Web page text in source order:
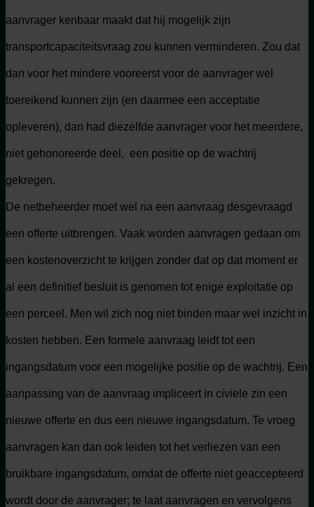
aanvrager kenbaar maakt dat hij mogelijk zijn
transportcapaciteitsvraag zou kunnen verminderen. Zou dat
dan voor het mindere vooreerst voor de aanvrager wel
toereikend kunnen zijn (en daarmee een acceptatie
opleveren), dan had diezelfde aanvrager voor het meerdere,
niet gehonoreerde deel, een positie op de wachtrij
gekregen.
De netbeheerder moet wel na een aanvraag desgevraagd
een offerte uitbrengen. Vaak worden aanvragen gedaan om
een kostenoverzicht te krijgen zonder dat op dat moment er
al een definitief besluit is genomen tot enige exploitatie op
een perceel. Men wil zich nog niet binden maar wel inzicht in
kosten hebben. Een formele aanvraag leidt tot een
ingangsdatum voor een mogelijke positie op de wachtrij. Een
aanpassing van de aanvraag impliceert in civiele zin een
nieuwe offerte en dus een nieuwe ingangsdatum. Te vroeg
aanvragen kan dan ook leiden tot het verliezen van een
bruikbare ingangsdatum, omdat de offerte niet geaccepteerd
wordt door de aanvrager; te laat aanvragen en vervolgens